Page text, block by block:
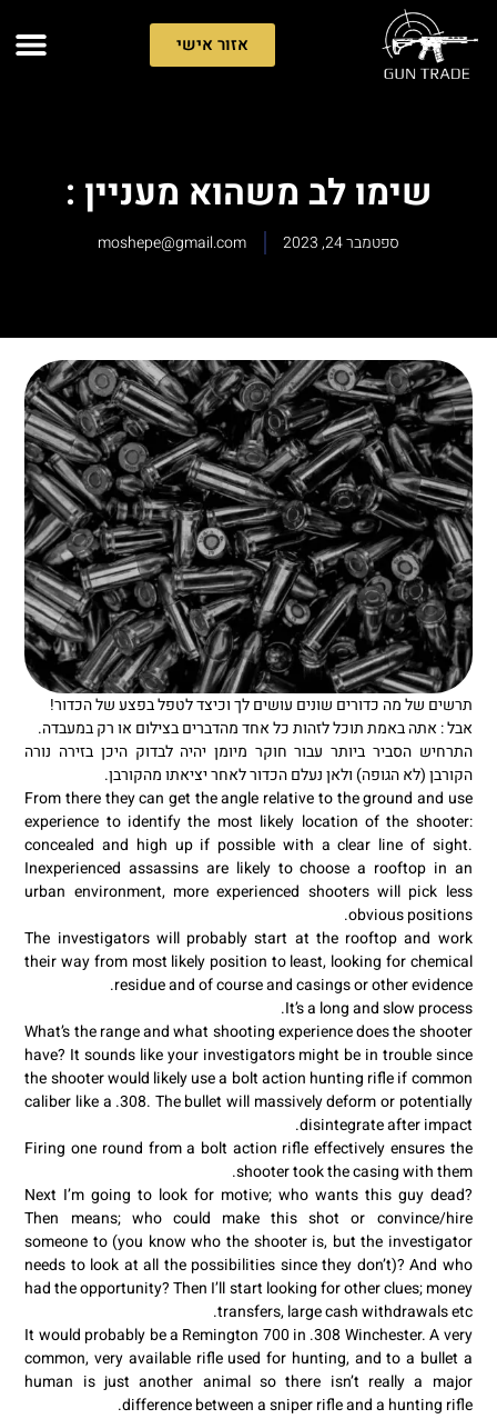
אזור אישי
שימו לב משהוא מעניין :
ספטמבר 24, 2023 moshepe@gmail.com
תרשים של מה כדורים שונים עושים לך וכיצד לטפל בפצע של הכדור!
אבל : אתה באמת תוכל לזהות כל אחד מהדברים בצילום או רק במעבדה.
התרחיש הסביר ביותר עבור חוקר מיומן יהיה לבדוק היכן בזירה נורה
הקורבן (לא הגופה) ולאן נעלם הכדור לאחר יציאתו מהקורבן.
From there they can get the angle relative to the ground and use
experience to identify the most likely location of the shooter:
concealed and high up if possible with a clear line of sight.
Inexperienced assassins are likely to choose a rooftop in an
urban environment, more experienced shooters will pick less
obvious positions.
The investigators will probably start at the rooftop and work
their way from most likely position to least, looking for chemical
residue and of course and casings or other evidence.
It’s a long and slow process.
What’s the range and what shooting experience does the shooter
have? It sounds like your investigators might be in trouble since
the shooter would likely use a bolt action hunting rifle if common
caliber like a .308. The bullet will massively deform or potentially
disintegrate after impact.
Firing one round from a bolt action rifle effectively ensures the
shooter took the casing with them.
Next I’m going to look for motive; who wants this guy dead?
Then means; who could make this shot or convince/hire
someone to (you know who the shooter is, but the investigator
needs to look at all the possibilities since they don’t)? And who
had the opportunity? Then I’ll start looking for other clues; money
transfers, large cash withdrawals etc.
It would probably be a Remington 700 in .308 Winchester. A very
common, very available rifle used for hunting, and to a bullet a
human is just another animal so there isn’t really a major
difference between a sniper rifle and a hunting rifle.